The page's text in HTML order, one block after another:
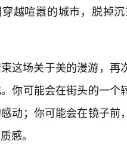
越喧嚣的城市，脱掉
这场关于美的漫游，
你可能会在街头的一
动；你可能会在镜子
感。